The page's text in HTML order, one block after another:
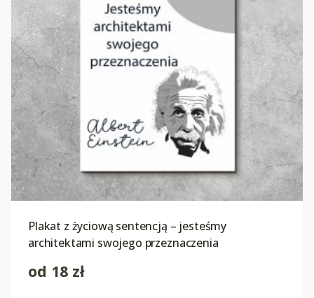
Plakat z życiową sentencją – jesteśmy
architektami swojego przeznaczenia
od 18 zł